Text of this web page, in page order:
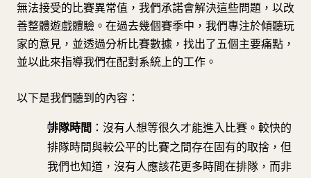
無法接受的比賽異常值，我們承諾會解決這些問題，以改
善整體遊戲體驗。在過去幾個賽季中，我們專注於傾聽玩
家的意見，並透過分析比賽數據，找出了五個主要痛點，
並以此來指導我們在配對系統上的工作。
以下是我們聽到的內容：
排隊時間 ：沒有人想等很久才能進入比賽。較快的
排隊時間與較公平的比賽之間存在固有的取捨，但
我們也知道，沒有人應該花更多時間在排隊，而非